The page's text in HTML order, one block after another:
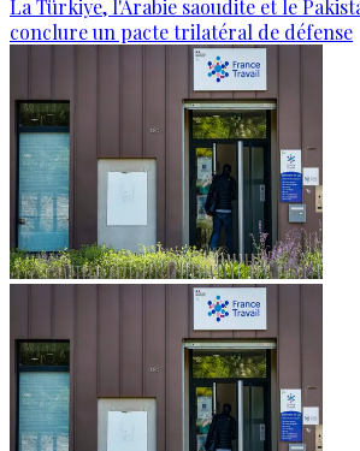
La Türkiye, l'Arabie saoudite et le
conclure un pacte trilatéral de défense